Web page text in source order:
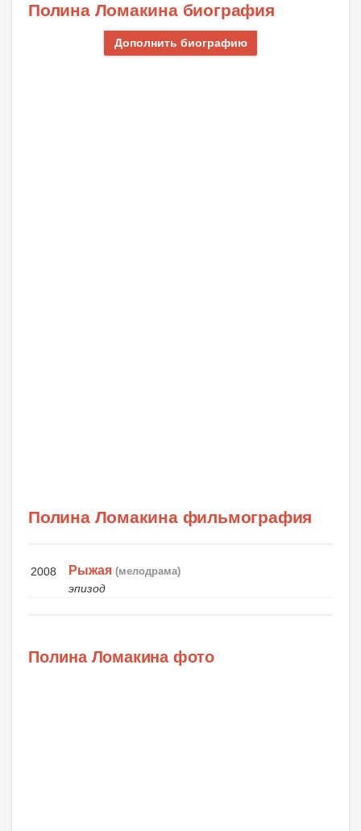
Полина Ломакина биография
Дополнить биографию
Полина Ломакина фильмография
2008 Рыжая (мелодрама)
эпизод
Полина Ломакина фото